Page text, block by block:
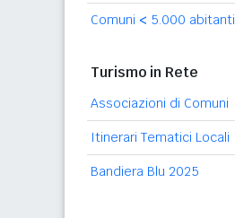
Comuni < 5.000 abitanti
Turismo in Rete
Associazioni di Comuni
Itinerari Tematici Locali
Bandiera Blu 2025